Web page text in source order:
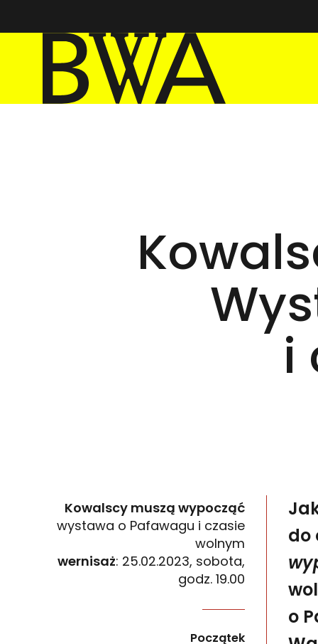
BWA Wrocław
Galerie Sztuki Współczesnej
i
Kowalscy muszą wypocząć
wystawa o Pafawagu i czasie
wolnym
wernisaż: 25.02.2023, sobota,
godz. 19.00
Jak na przestrzeni lat zmieniała się relacja
Początek
do
o